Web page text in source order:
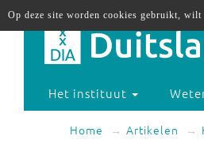
Het instituut
Home Artikelen
Op deze site worden cookies gebruikt, wilt